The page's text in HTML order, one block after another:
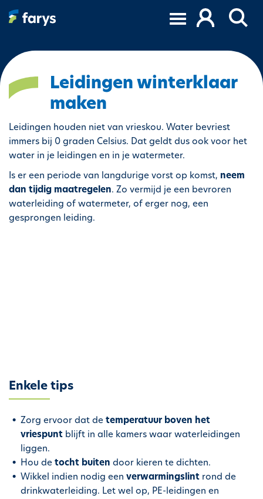
l
Leidingen winterklaar
maken
Leidingen houden niet van vrieskou. Water bevriest
immers bij 0 graden Celsius. Dat geldt dus ook voor het
water in je leidingen en in je watermeter.
Is er een periode van langdurige vorst op komst, neem
dan tijdig maatregelen. Zo vermijd je een bevroren
waterleiding of watermeter, of erger nog, een
gesprongen leiding.
Enkele tips
Zorg ervoor dat de temperatuur boven het
vriespunt blijft in alle kamers waar waterleidingen
liggen.
Hou de tocht buiten door kieren te dichten.
Wikkel indien nodig een verwarmingslint rond de
drinkwaterleiding. Let wel op, PE-leidingen en